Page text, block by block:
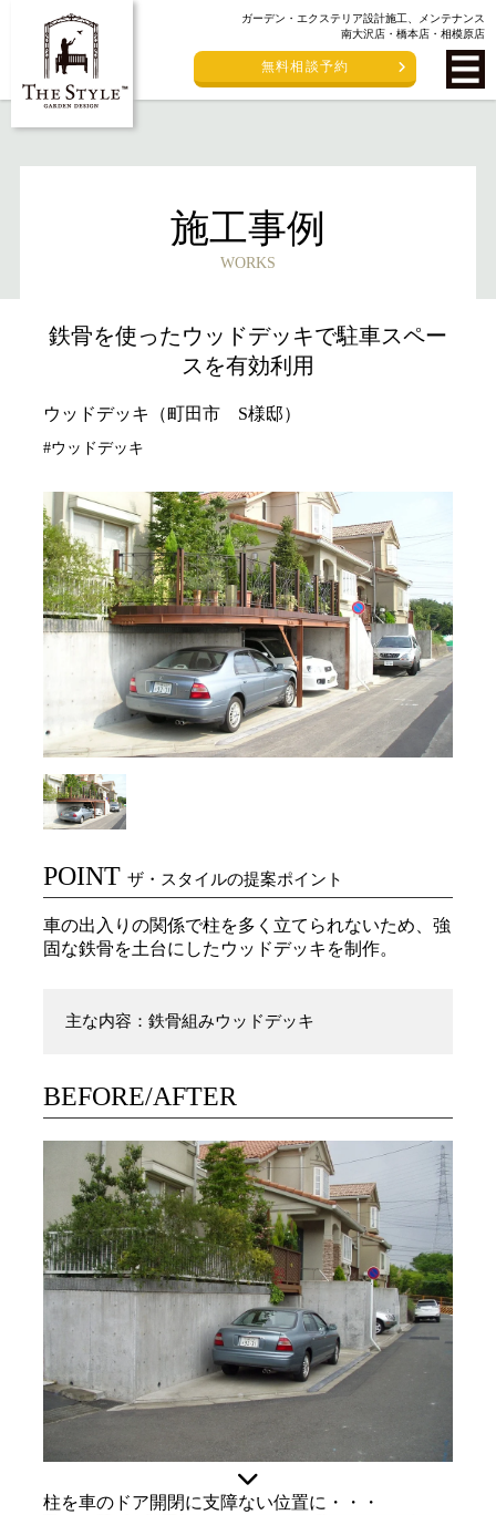
無料相談予約
ガーデン・エクステリア設計施工、メンテナンス
南大沢店・橋本店・相模原店
施工事例
WORKS
鉄骨を使ったウッドデッキで駐車スペー
スを有効利用
ウッドデッキ（町田市 S様邸）
#ウッドデッキ
POINT ザ・スタイルの提案ポイント
車の出入りの関係で柱を多く立てられないため、強
固な鉄骨を土台にしたウッドデッキを制作。
主な内容：鉄骨組みウッドデッキ
BEFORE/AFTER
柱を車のドア開閉に支障ない位置に・・・